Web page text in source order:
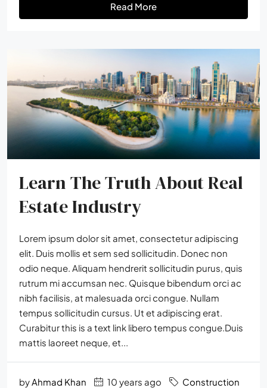
Read More
Learn The Truth About Real
Estate Industry
Lorem ipsum dolor sit amet, consectetur adipiscing
elit. Duis mollis et sem sed sollicitudin. Donec non
odio neque. Aliquam hendrerit sollicitudin purus, quis
rutrum mi accumsan nec. Quisque bibendum orci ac
nibh facilisis, at malesuada orci congue. Nullam
tempus sollicitudin cursus. Ut et adipiscing erat.
Curabitur this is a text link libero tempus congue.Duis
mattis laoreet neque, et...
by Ahmad Khan 10 years ago
Construction